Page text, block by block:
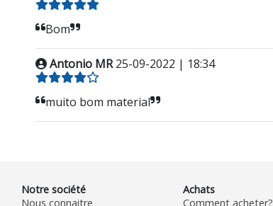
Bom
Antonio MR 25-09-2022 | 18:34
muito bom material
Notre société
Nous connaitre
Achats
Comment acheter?